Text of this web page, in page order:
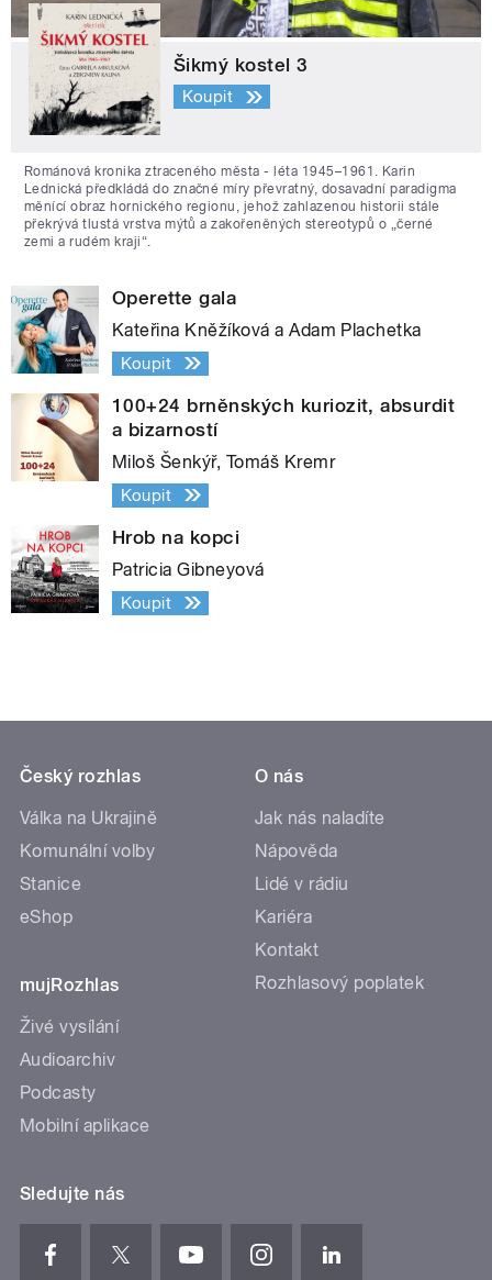
Šikmý kostel 3
Koupit
Románová kronika ztraceného města - léta 1945–1961. Karin
Lednická předkládá do značné míry převratný, dosavadní paradigma
měnící obraz hornického regionu, jehož zahlazenou historii stále
překrývá tlustá vrstva mýtů a zakořeněných stereotypů o „černé
zemi a rudém kraji“.
Operette gala
Kateřina Kněžíková a Adam Plachetka
Koupit
100+24 brněnských kuriozit, absurdit
a bizarností
Miloš Šenkýř, Tomáš Kremr
Koupit
Hrob na kopci
Patricia Gibneyová
Koupit
Český rozhlas
Válka na Ukrajině
Komunální volby
Stanice
eShop
mujRozhlas
Živé vysílání
Audioarchiv
Podcasty
Mobilní aplikace
O nás
Jak nás naladíte
Nápověda
Lidé v rádiu
Kariéra
Kontakt
Rozhlasový poplatek
Sledujte nás